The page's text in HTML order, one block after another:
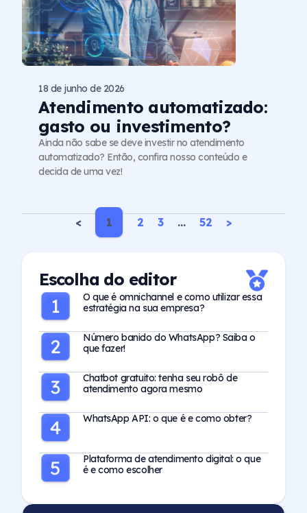
Atendimento automatizado:
gasto ou investimento?
18 de junho de 2026
Ainda não sabe se deve investir no atendimento
automatizado? Então, confira nosso conteúdo e
decida de uma vez!
< 1 2 3 … 52 >
Escolha do editor
O que é omnichannel e como utilizar essa
estratégia na sua empresa?
Número banido do WhatsApp? Saiba o
que fazer!
Chatbot gratuito: tenha seu robô de
atendimento agora mesmo
WhatsApp API: o que é e como obter?
Plataforma de atendimento digital: o que
é e como escolher